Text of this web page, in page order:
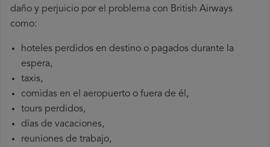
daño y perjuicio por el problema con British Airways
como:
hoteles perdidos en destino o pagados durante la
espera,
taxis,
comidas en el aeropuerto o fuera de él,
tours perdidos,
días de vacaciones,
reuniones de trabajo,